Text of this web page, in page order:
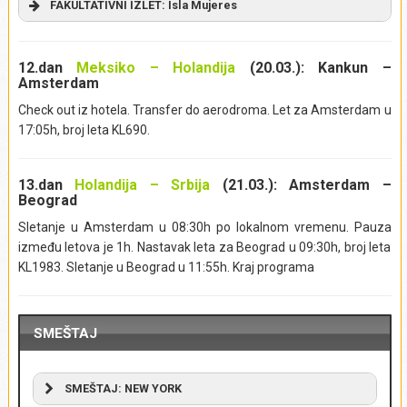
FAKULTATIVNI IZLET: Isla Mujeres
sunčanjem na jednoj od najlepših plaža Kariba, uz
gastronomske specijalitete lokalnih restorana, ispijanje
ponudu – od tekstilne robe, novčanika i nesesera u tipičnim
nakita od šarenih perli, sombrera i magneta sa lobanjama u
stilu“Dia de los Muertos”
luke, vožnja brodom i zatim vožnja do Plaje Del Karmen.
Povratak u smeštaj.
Izlet obuhvata:povratni transfer Playa Del Carmen –
3*) i uslugu vodiča.
Izlet ne obuhvata:Napojnice (bakšiš) i obroke.
Izlet se realizuje iz mesta:Kankun
12.dan Meksiko – Holandija (20.03.): Kankun –
Amsterdam
Check out iz hotela. Transfer do aerodroma. Let za Amsterdam u
17:05h, broj leta KL690.
13.dan Holandija – Srbija (21.03.): Amsterdam –
Beograd
Sletanje u Amsterdam u 08:30h po lokalnom vremenu. Pauza
između letova je 1h. Nastavak leta za Beograd u 09:30h, broj leta
KL1983. Sletanje u Beograd u 11:55h. Kraj programa
SMEŠTAJ
SMEŠTAJ: NEW YORK